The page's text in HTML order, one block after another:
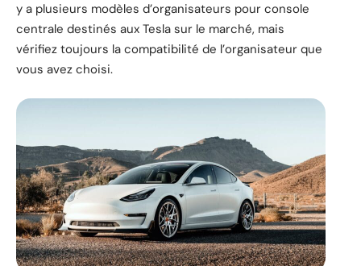
y a plusieurs modèles d’organisateurs pour console
centrale destinés aux Tesla sur le marché, mais
vérifiez toujours la compatibilité de l’organisateur que
vous avez choisi.